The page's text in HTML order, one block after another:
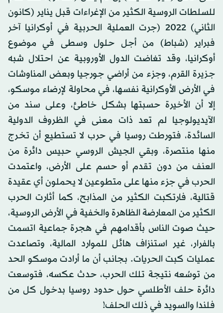
للسلطات الروسية الكثير من الإغراءات قبل يناير (كانون
الثاني) 2022 (جرت العملية الحربية في أوكرانيا آخر
فبراير (شباط) من أجل حلول وسطى في موضوع
أوكرانيا، وقد تغاضت الدول الأوروبية عن احتلال شبه
جزيرة القرم، وجزء من أراضي جورجيا وبعض المناوشات
في الأرض الأوكرانية نفسها، في محاولة لإرضاء موسكو،
إلا أن الأخيرة حسبتها بشكل خاطئ، وعلى سند من
الآيديولوجيا لم تعد ذات معنى في الظروف الدولية
السائدة، فتورطت روسيا في حرب لا تستطيع أن تخرج
منها منتصرة، وبقي الجيش الروسي حبيس دائرة من
العنف من دون تقدم أو حسم على الأرض، واعتمدت
الحرب في جزء منها على متطوعين لا يحملون أي عقيدة
قتالية، فارتكبت الكثير من المذابح، كما أثارت الحرب
الكثير من المعارضة الظاهرة والخفية في الأرض الروسية،
حيث صوت الناس بأقدامهم في هجرة جماعية اتسمت
بالفرار، غير استنزاف هائل للموارد المالية، وتصاعدت
عمليات كبت الحريات. بجانب أن ما أرادت موسكو الحد
من توسُعه نتيجة تلك الحرب، حدث عكسه، فتوسعت
دائرة حلف الأطلسي حول حدود روسيا بدخول كل من
فلندا والسويد في ذلك الحلف!